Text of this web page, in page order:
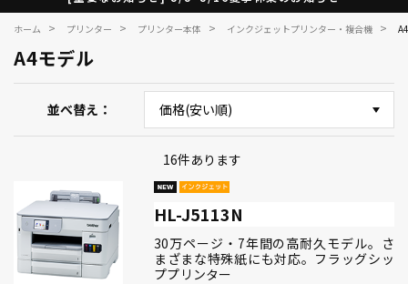
ホーム > プリンター > プリンター本体 > インクジェットプリンター・複合機 >
A4モデル
並べ替え
16件あります
HL-J5113N
30万ページ・7年間の高耐久モデル。さ
まざまな特殊紙にも対応。フラッグシッ
ププリンター